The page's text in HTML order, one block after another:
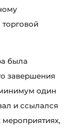
торговой
была
завершения
один
и ссылался
мероприятиях,